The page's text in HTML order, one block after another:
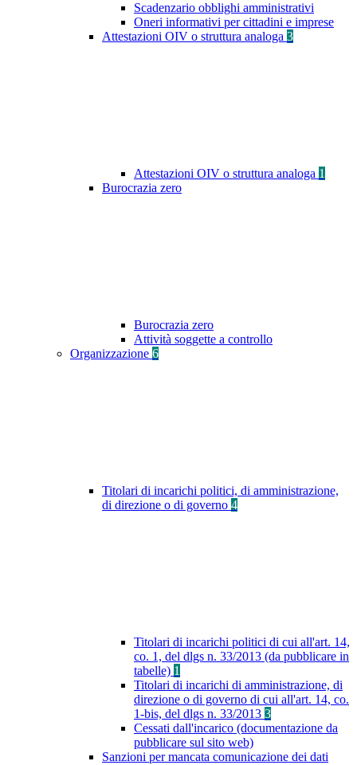
Scadenzario obblighi amministrativi
Oneri informativi per cittadini e imprese
Attestazioni OIV o struttura analoga 3
Attestazioni OIV o struttura analoga 1
Burocrazia zero
Burocrazia zero
Attività soggette a controllo
Organizzazione 6
Titolari di incarichi politici, di amministrazione,
di direzione o di governo 4
Titolari di incarichi politici di cui all'art. 14,
co. 1, del dlgs n. 33/2013 (da pubblicare in
tabelle) 1
Titolari di incarichi di amministrazione, di
direzione o di governo di cui all'art. 14, co.
1-bis, del dlgs n. 33/2013 3
Cessati dall'incarico (documentazione da
pubblicare sul sito web)
Sanzioni per mancata comunicazione dei dati